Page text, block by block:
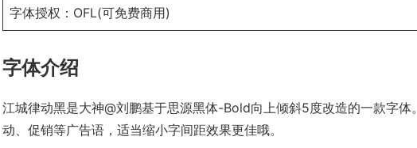
字体授权： OFL(可免费商用)
字体介绍
江城律动黑是大神@刘鹏基于思源黑体-Bold向上倾斜5度改造的一款字体。
动、促销等广告语，适当缩小字间距效果更佳哦。